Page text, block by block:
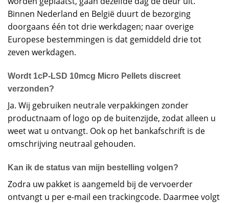
Binnen Nederland en België duurt de bezorging
doorgaans één tot drie werkdagen; naar overige
Europese bestemmingen is dat gemiddeld drie tot
zeven werkdagen.
Wordt 1cP-LSD 10mcg Micro Pellets discreet
verzonden?
Ja. Wij gebruiken neutrale verpakkingen zonder
productnaam of logo op de buitenzijde, zodat alleen u
weet wat u ontvangt. Ook op het bankafschrift is de
omschrijving neutraal gehouden.
Kan ik de status van mijn bestelling volgen?
Zodra uw pakket is aangemeld bij de vervoerder
ontvangt u per e-mail een trackingcode. Daarmee volgt